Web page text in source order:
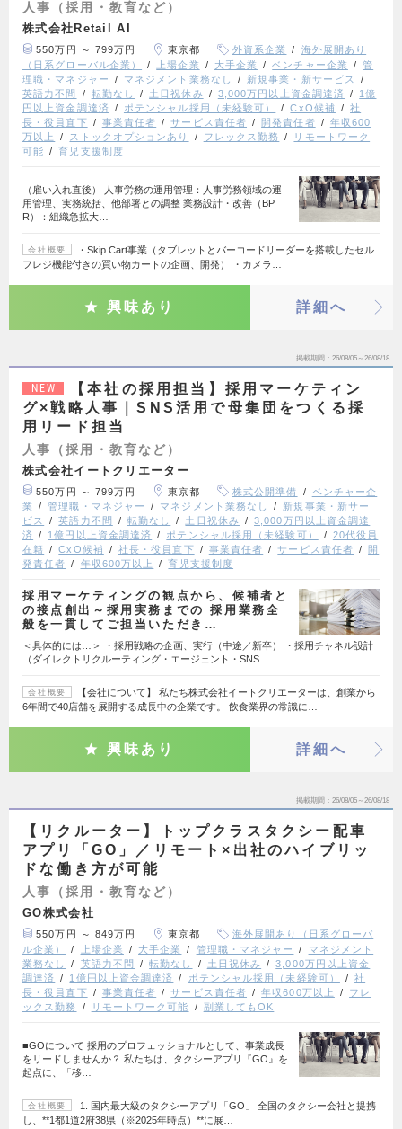
人事（採用・教育など）
株式会社Retail AI
550万円 ～ 799万円 東京都 外資系企業
海外展開あり
（日系グローバル企業）
上場企業 大手企業 ベンチャー企業
管
理職・マネジャー
マネジメント業務なし
新規事業・新サービス
英語力不問
転勤なし 土日祝休み 3,000万円以上資金調達済
1億
円以上資金調達済
ポテンシャル採用（未経験可） CxO候補
社
長・役員直下
事業責任者 サービス責任者 開発責任者
年収600
万以上
ストックオプションあり フレックス勤務
リモートワーク
可能
育児支援制度
（雇い入れ直後） 人事労務の運用管理：人事労務領域の運
用管理、実務統括、他部署との調整 業務設計・改善（BP
R）：組織急拡大…
会社概要
・Skip Cart事業（タブレットとバーコードリーダーを搭載したセル
フレジ機能付きの買い物カートの企画、開発） ・カメラ…
興味あり 詳細へ
掲載期間 26/08/05～26/08/18
NEW
【本社の採用担当】採用マーケティン
グ×戦略人事｜SNS活用で母集団をつくる採
用リード担当
人事（採用・教育など）
株式会社イートクリエーター
550万円 ～ 799万円 東京都 株式公開準備
ベンチャー企
業
管理職・マネジャー マネジメント業務なし
新規事業・新サー
ビス
英語力不問 転勤なし 土日祝休み
3,000万円以上資金調達
済
1億円以上資金調達済 ポテンシャル採用（未経験可）
20代役員
在籍
CxO候補 社長・役員直下 事業責任者 サービス責任者
開
発責任者
年収600万以上 育児支援制度
採用マーケティングの観点から、候補者と
の接点創出～採用実務までの 採用業務全
般を一貫してご担当いただき…
＜具体的には…＞ ・採用戦略の企画、実行（中途／新卒） ・採用チャネル設計
（ダイレクトリクルーティング・エージェント・SNS…
会社概要
【会社について】 私たち株式会社イートクリエーターは、創業から
6年間で40店舗を展開する成長中の企業です。 飲食業界の常識に…
興味あり 詳細へ
掲載期間 26/08/05～26/08/18
【リクルーター】トップクラスタクシー配車
アプリ「GO」／リモート×出社のハイブリッ
ドな働き方が可能
人事（採用・教育など）
GO株式会社
550万円 ～ 849万円 東京都
海外展開あり（日系グローバ
ル企業）
上場企業 大手企業 管理職・マネジャー
マネジメント
業務なし
英語力不問 転勤なし 土日祝休み
3,000万円以上資金
調達済
1億円以上資金調達済 ポテンシャル採用（未経験可）
社
長・役員直下
事業責任者 サービス責任者 年収600万以上
フレ
ックス勤務
リモートワーク可能 副業してもOK
■GOについて 採用のプロフェッショナルとして、事業成長
をリードしませんか？ 私たちは、タクシーアプリ『GO』を
起点に、「移…
会社概要
1. 国内最大級のタクシーアプリ「GO」 全国のタクシー会社と提携
し、**1都1道2府38県（※2025年時点）**に展…